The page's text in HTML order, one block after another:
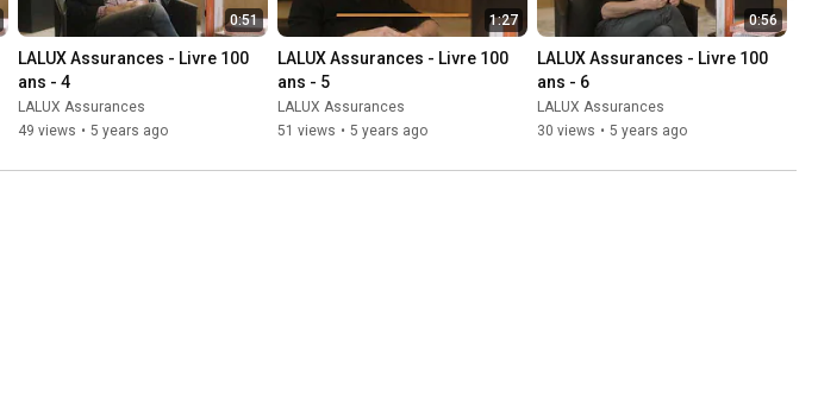
0:51
LALUX Assurances - Livre 100
ans - 4
LALUX Assurances
49 views • 5 years ago
1:27
LALUX Assurances - Livre 100
ans - 5
LALUX Assurances
51 views • 5 years ago
0:56
LALUX Assurances - Livre 100
ans - 6
LALUX Assurances
30 views • 5 years ago